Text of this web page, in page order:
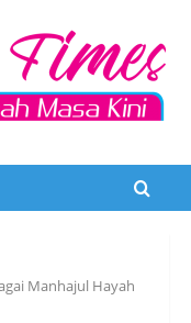
Manhajul Hayah